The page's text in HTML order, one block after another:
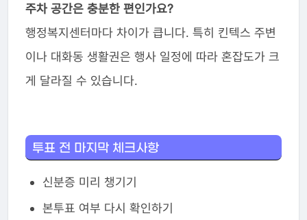
주차 공간은 충분한 편인가요?
행정복지센터마다 차이가 큽니다. 특히 킨텍스 주변
이나 대화동 생활권은 행사 일정에 따라 혼잡도가 크
게 달라질 수 있습니다.
투표 전 마지막 체크사항
신분증 미리 챙기기
본투표 여부 다시 확인하기